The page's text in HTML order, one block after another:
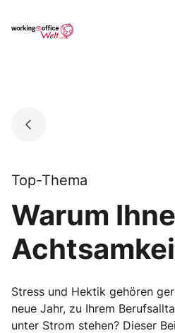
Go to landing page.
Top-Thema
Warum
Stress und Hektik gehören
neue Jahr, zu Ihrem
unter Strom stehen? Dieser